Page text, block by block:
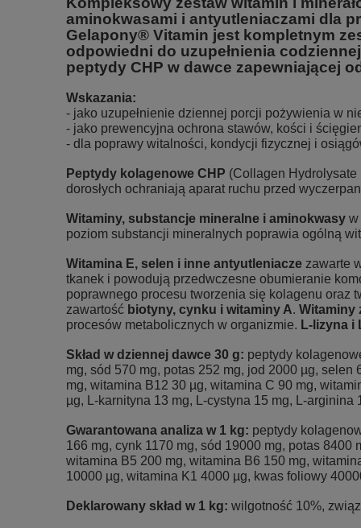
aminokwasami i antyutleniaczami dla
Gelapony® Vitamin jest kompletnym
odpowiedni do uzupełnienia
peptydy CHP w dawce zapewniającej
Wskazania:
- jako uzupełnienie dziennej porcji pożywienia w
- jako prewencyjna ochrona stawów, kości i
- dla poprawy witalności, kondycji fizycznej i
Peptydy kolagenowe CHP (Collagen Hydrolysate
dorosłych ochraniają aparat ruchu przed
Witaminy, substancje mineralne i aminokwasy w
poziom substancji mineralnych poprawia ogólną
Witamina E, selen i inne antyutleniacze zawarte
tkanek i powodują przedwczesne obumieranie
poprawnego procesu tworzenia się kolagenu oraz
zawartość biotyny, cynku i witaminy A. Witaminy
procesów metabolicznych w organizmie. L-lizyna i
Skład w dziennej dawce 30 g: peptydy
mg, sód 570 mg, potas 252 mg, jod 2000 µg,
mg, witamina B12 30 µg, witamina C 90 mg,
µg, L-karnityna 13 mg, L-cystyna 15 mg, L-
Gwarantowana analiza w 1 kg: peptydy
166 mg, cynk 1170 mg, sód 19000 mg, potas
witamina B5 200 mg, witamina B6 150 mg,
10000 µg, witamina K1 4000 µg, kwas foliowy
Deklarowany skład w 1 kg: wilgotność 10%,